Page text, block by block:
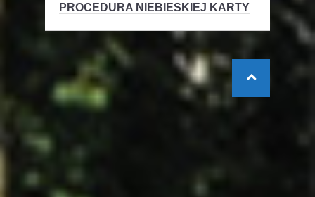
PROCEDURA NIEBIESKIEJ KARTY